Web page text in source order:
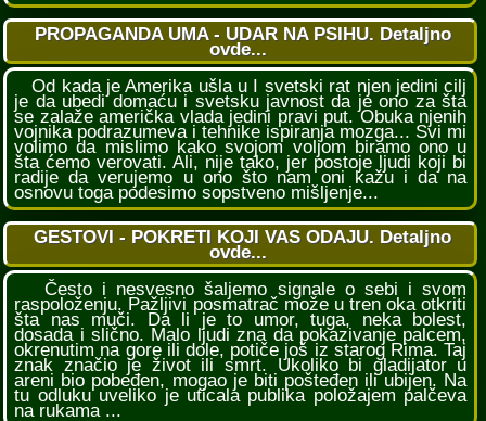
PROPAGANDA UMA - UDAR NA PSIHU. Detaljno
ovde...
Od kada je Amerika ušla u I svetski rat njen jedini cilj
je da ubedi domaću i svetsku javnost da je ono za šta
se zalaže američka vlada jedini pravi put. Obuka njenih
vojnika podrazumeva i tehnike ispiranja mozga... Svi mi
volimo da mislimo kako svojom voljom biramo ono u
šta ćemo verovati. Ali, nije tako, jer postoje ljudi koji bi
radije da verujemo u ono što nam oni kažu i da na
osnovu toga podesimo sopstveno mišljenje...
GESTOVI - POKRETI KOJI VAS ODAJU. Detaljno
ovde...
Često i nesvesno šaljemo signale o sebi i svom
raspoloženju. Pažljivi posmatrač može u tren oka otkriti
šta nas muči. Da li je to umor, tuga, neka bolest,
dosada i slično. Malo ljudi zna da pokazivanje palcem,
okrenutim na gore ili dole, potiče još iz starog Rima. Taj
znak značio je život ili smrt. Ukoliko bi gladijator u
areni bio pobeđen, mogao je biti pošteđen ili ubijen. Na
tu odluku uveliko je uticala publika položajem palčeva
na rukama ...